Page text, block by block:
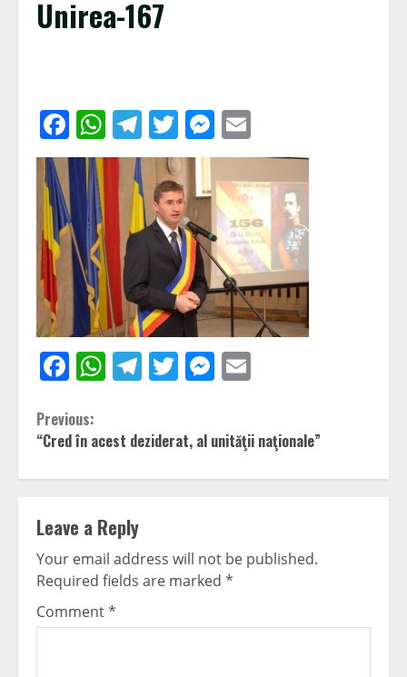
Unirea-167
Facebook
WhatsApp
Telegram
TwitterMessenger
Facebook
WhatsApp
Telegram
TwitterMessenger
Continue
Reading
Previous:
“Cred în acest deziderat, al unităţii naţionale”
Leave a Reply
Your email address will not be published.
Required fields are marked *
Comment*